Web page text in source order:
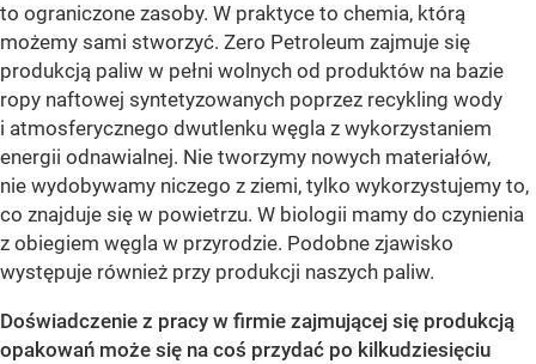
to ograniczone zasoby. W praktyce to chemia, którą
możemy sami stworzyć. Zero Petroleum zajmuje się
produkcją paliw w pełni wolnych od produktów na bazie
ropy naftowej syntetyzowanych poprzez recykling wody
i atmosferycznego dwutlenku węgla z wykorzystaniem
energii odnawialnej. Nie tworzymy nowych materiałów,
nie wydobywamy niczego z ziemi, tylko wykorzystujemy to,
co znajduje się w powietrzu. W biologii mamy do czynienia
z obiegiem węgla w przyrodzie. Podobne zjawisko
występuje również przy produkcji naszych paliw.
Doświadczenie z pracy w firmie zajmującej się produkcją
opakowań może się na coś przydać po kilkudziesięciu